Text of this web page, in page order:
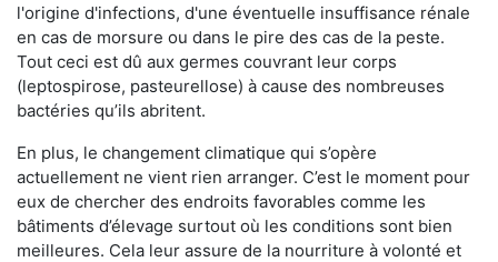
l'origine d'infections, d'une éventuelle insuffisance rénale
en cas de morsure ou dans le pire des cas de la peste.
Tout ceci est dû aux germes couvrant leur corps
(leptospirose, pasteurellose) à cause des nombreuses
bactéries qu’ils abritent.
En plus, le changement climatique qui s’opère
actuellement ne vient rien arranger. C’est le moment pour
eux de chercher des endroits favorables comme les
bâtiments d’élevage surtout où les conditions sont bien
meilleures. Cela leur assure de la nourriture à volonté et